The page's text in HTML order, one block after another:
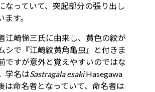
なっていて、突起部分の張り出し
す。
江崎悌三氏に由来し、黄色の紋が
シで『江崎紋黄角亀虫』と付きま
ですが意外と覚えやすいのではな
学名はSastragala esakiHasegawa
は命名者となっていて、命名者は